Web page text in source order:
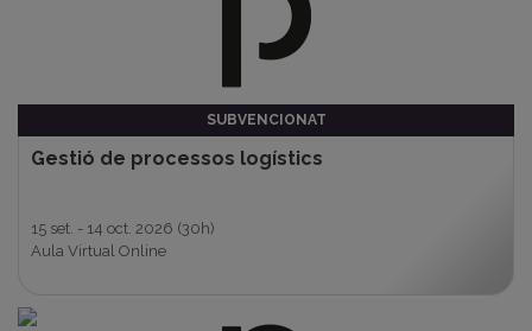
SUBVENCIONAT
Gestió de processos logístics
15 set. - 14 oct. 2026 (30h)
Aula Virtual Online